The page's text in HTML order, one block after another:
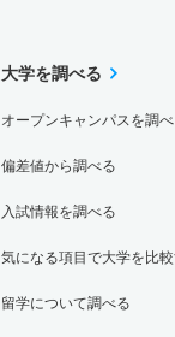
大学を調べる
オープンキャンパスを調べ
偏差値から調べる
入試情報を調べる
気になる項目で大学を比
留学について調べる